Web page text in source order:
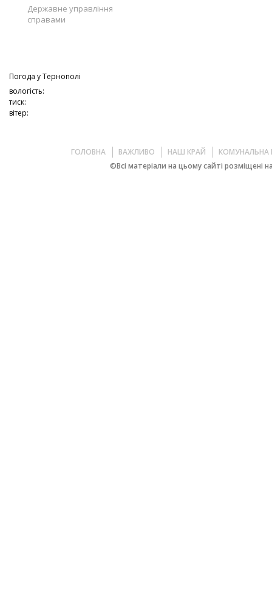
Державне управління
справами
Погода уТернополі
вологість:
тиск:
вітер:
ГОЛОВНА ВАЖЛИВО НАШ КРАЙ
КОМУНАЛЬНА
©Всі матеріали на цьому сайті розміщені